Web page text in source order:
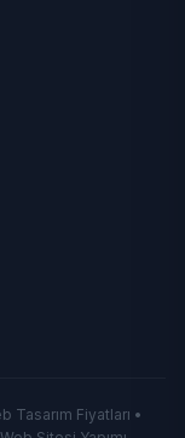
Tasarım Fiyatları •